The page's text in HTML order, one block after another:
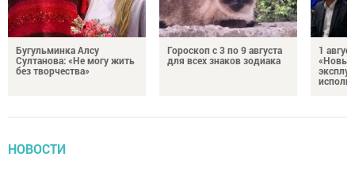
Бугульминка Алсу
Султанова: «Не могу жить
без творчества»
Гороскоп с 3 по 9 августа
для всех знаков зодиака
1
«Новые
НОВОСТИ